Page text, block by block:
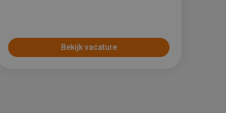
Bekijk vacature